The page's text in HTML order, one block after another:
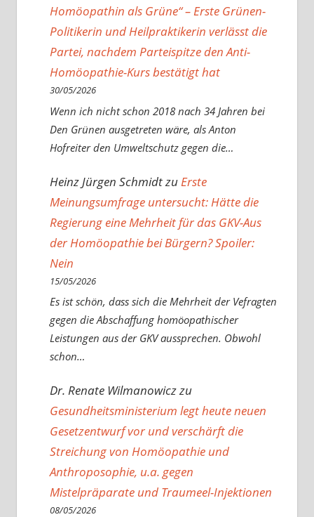
Homöopathin als Grüne“ – Erste Grünen-
Politikerin und Heilpraktikerin verlässt die
Partei, nachdem Parteispitze den Anti-
Homöopathie-Kurs bestätigt hat
30/05/2026
Wenn ich nicht schon 2018 nach 34 Jahren bei
Den Grünen ausgetreten wäre, als Anton
Hofreiter den Umweltschutz gegen die…
Heinz Jürgen Schmidtzu Erste
Meinungsumfrage untersucht: Hätte die
Regierung eine Mehrheit für das GKV-Aus
der Homöopathie bei Bürgern? Spoiler:
Nein
15/05/2026
Es ist schön, dass sich die Mehrheit der Vefragten
gegen die Abschaffung homöopathischer
Leistungen aus der GKV aussprechen. Obwohl
schon…
Dr. Renate Wilmanowiczzu
Gesundheitsministerium legt heute neuen
Gesetzentwurf vor und verschärft die
Streichung von Homöopathie und
Anthroposophie, u.a. gegen
Mistelpräparate und Traumeel-Injektionen
08/05/2026